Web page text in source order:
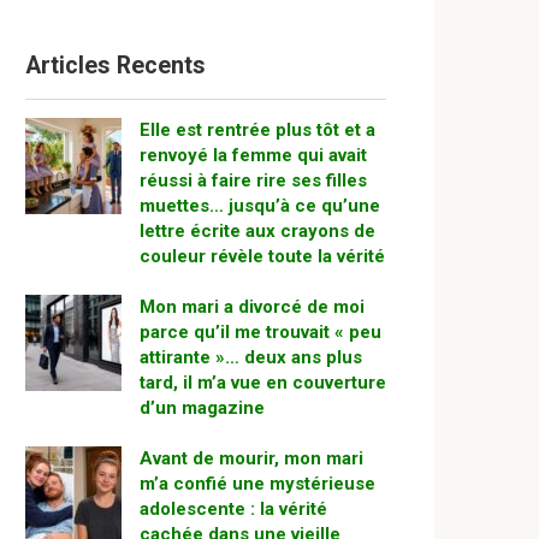
Articles Recents
Elle est rentrée plus tôt et a
renvoyé la femme qui avait
réussi à faire rire ses filles
muettes… jusqu’à ce qu’une
lettre écrite aux crayons de
couleur révèle toute la vérité
Mon mari a divorcé de moi
parce qu’il me trouvait « peu
attirante »… deux ans plus
tard, il m’a vue en couverture
d’un magazine
Avant de mourir, mon mari
m’a confié une mystérieuse
adolescente : la vérité
cachée dans une vieille